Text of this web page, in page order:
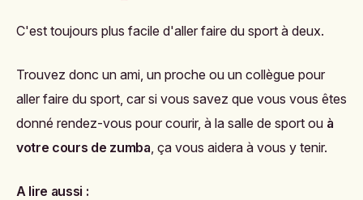
C'est toujours plus facile d'aller faire du sport à deux.
Trouvez donc un ami, un proche ou un collègue pour
aller faire du sport, car si vous savez que vous vous êtes
donné rendez-vous pour courir, à la salle de sport ou à
votre cours de zumba, ça vous aidera à vous y tenir.
A lire aussi :